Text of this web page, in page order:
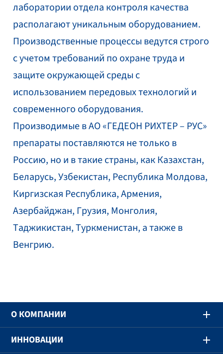
лаборатории отдела контроля качества
располагают уникальным оборудованием.
Производственные процессы ведутся строго
с учетом требований по охране труда и
защите окружающей среды с
использованием передовых технологий и
современного оборудования.
Производимые в АО «ГЕДЕОН РИХТЕР – РУС»
препараты поставляются не только в
Россию, но и в такие страны, как Казахстан,
Беларусь, Узбекистан, Республика Молдова,
Киргизская Республика, Армения,
Азербайджан, Грузия, Монголия,
Таджикистан, Туркменистан, а также в
Венгрию.
O КОМПАНИИ
ИННОВАЦИИ